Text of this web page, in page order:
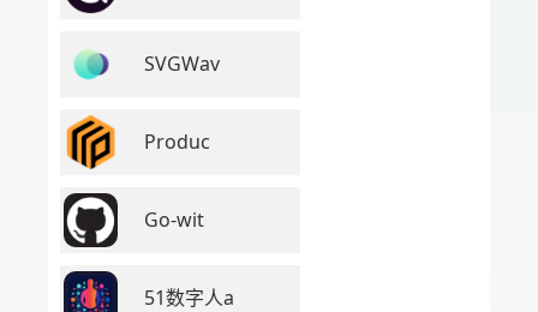
SVGWav
Produc
Go-wit
51数字人a